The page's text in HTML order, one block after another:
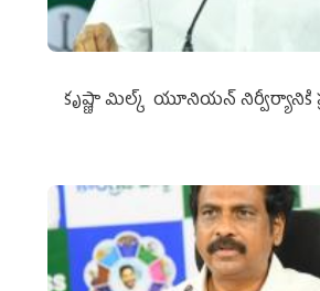
కృష్ణా మిల్క్‌ యూనియన్‌ నిర్వీర్యానికి